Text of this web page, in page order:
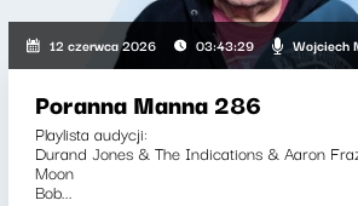
12 czerwca 2026 03:43:29 Wojciech
Poranna Manna 286
Playlista audycji:
Durand Jones & The Indications & Aaron
Moon
Bob...